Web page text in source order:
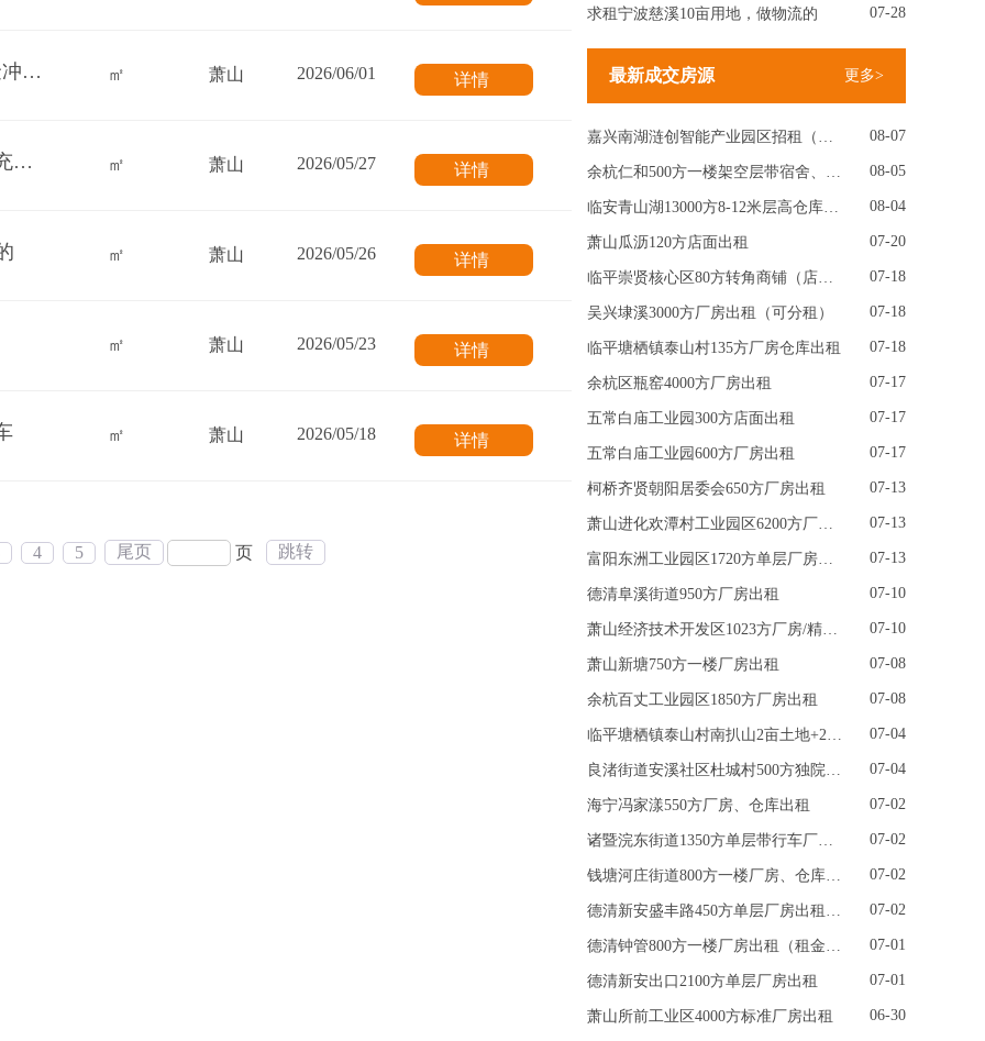
求租新街靠近坎山方向350方一楼厂房 做五金冲压件 ㎡ 萧山 2026/06/01 详情
求租宁围周边、新街、瓜沥10-15亩场地大车充电桩 +停车场 求购要钱塘区4-5亩的一手地 ㎡ 萧山 2026/05/27 详情
㎡ 萧山 2026/05/26 详情
㎡ 萧山 2026/05/23 详情
㎡ 萧山 2026/05/18 详情
4 5 尾页 页 跳转
求租宁波慈溪10亩用地，做物流的 07-28
最新成交房源 更多>
嘉兴南湖涟创智能产业园区招租（大小可分租） 08-07
余杭仁和500方一楼架空层带宿舍、300方场地出租 08-05
临安青山湖13000方8-12米层高仓库出租（可分租） 08-04
萧山瓜沥120方店面出租 07-20
临平崇贤核心区80方转角商铺（店面）出租 07-18
吴兴埭溪3000方厂房出租（可分租） 07-18
临平塘栖镇泰山村135方厂房仓库出租 07-18
余杭区瓶窑4000方厂房出租 07-17
五常白庙工业园300方店面出租 07-17
五常白庙工业园600方厂房出租 07-17
柯桥齐贤朝阳居委会650方厂房出租 07-13
萧山进化欢潭村工业园区6200方厂房出租 07-13
富阳东洲工业园区1720方单层厂房出租（带行车） 07-13
德清阜溪街道950方厂房出租 07-10
萧山经济技术开发区1023方厂房/精装修办公区出租 07-10
萧山新塘750方一楼厂房出租 07-08
余杭百丈工业园区1850方厂房出租 07-08
临平塘栖镇泰山村南扒山2亩土地+200方厂房出租 07-04
良渚街道安溪社区杜城村500方独院厂房出租 07-04
海宁冯家漾550方厂房、仓库出租 07-02
诸暨浣东街道1350方单层带行车厂房出租 07-02
钱塘河庄街道800方一楼厂房、仓库出租 07-02
德清新安盛丰路450方单层厂房出租（带5吨行车） 07-02
德清钟管800方一楼厂房出租（租金优惠） 07-01
德清新安出口2100方单层厂房出租 07-01
萧山所前工业区4000方标准厂房出租 06-30